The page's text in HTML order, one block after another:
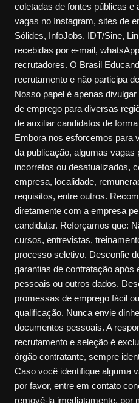
coletadas de fontes públicas
vagas no Instagram, sites de
Sólides, InfoJobs, IDT/Sine,
recebidas por e-mail,
recrutadores. O Brasil
recrutamento e não participa
Nosso papel é apenas
de emprego para diversas
de auxiliar candidatos de
Embora nos esforcemos para
da publicação, algumas vagas
incorretos ou desatualizados,
empresa, localidade,
requisitos, entre outros.
diretamente com a empresa
candidatar. Reforçamos que:
cursos, entrevistas,
processo seletivo. Desconfie
garantias de contratação após
pessoais ou outros dados.
promessas de emprego fácil
qualificação. Nunca envie
documentos pessoais. A
recrutamento e seleção é
órgão contratante, sempre
Caso você identifique alguma
por favor, entre em contato
removê-la imediatamente, por